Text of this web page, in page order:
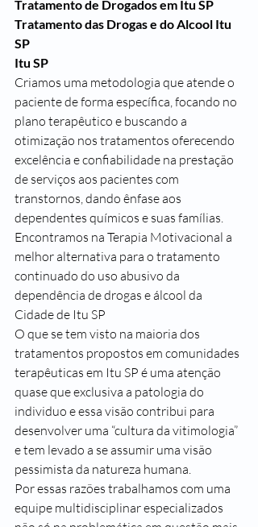
Tratamento de Drogados em Itu SP
Tratamento das Drogas e do Alcool Itu
SP
Itu SP
Criamos uma metodologia que atende o
paciente de forma específica, focando no
plano terapêutico e buscando a
otimização nos tratamentos oferecendo
excelência e confiabilidade na prestação
de serviços aos pacientes com
transtornos, dando ênfase aos
dependentes químicos e suas famílias.
Encontramos na Terapia Motivacional a
melhor alternativa para o tratamento
continuado do uso abusivo da
dependência de drogas e álcool da
Cidade de Itu SP
O que se tem visto na maioria dos
tratamentos propostos em comunidades
terapêuticas em Itu SP é uma atenção
quase que exclusiva a patologia do
individuo e essa visão contribui para
desenvolver uma “cultura da vitimologia”
e tem levado a se assumir uma visão
pessimista da natureza humana.
Por essas razões trabalhamos com uma
equipe multidisciplinar especializados